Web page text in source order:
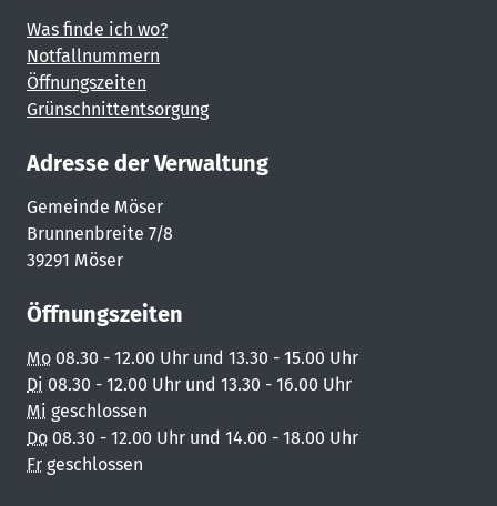
Was finde ich wo?
Notfallnummern
Öffnungszeiten
Grünschnittentsorgung
Adresse der Verwaltung
Gemeinde Möser
Brunnenbreite 7/8
39291 Möser
Öffnungszeiten
Mo 08.30 - 12.00 Uhr und 13.30 - 15.00 Uhr
Di 08.30 - 12.00 Uhr und 13.30 - 16.00 Uhr
Mi geschlossen
Do 08.30 - 12.00 Uhr und 14.00 - 18.00 Uhr
Fr geschlossen